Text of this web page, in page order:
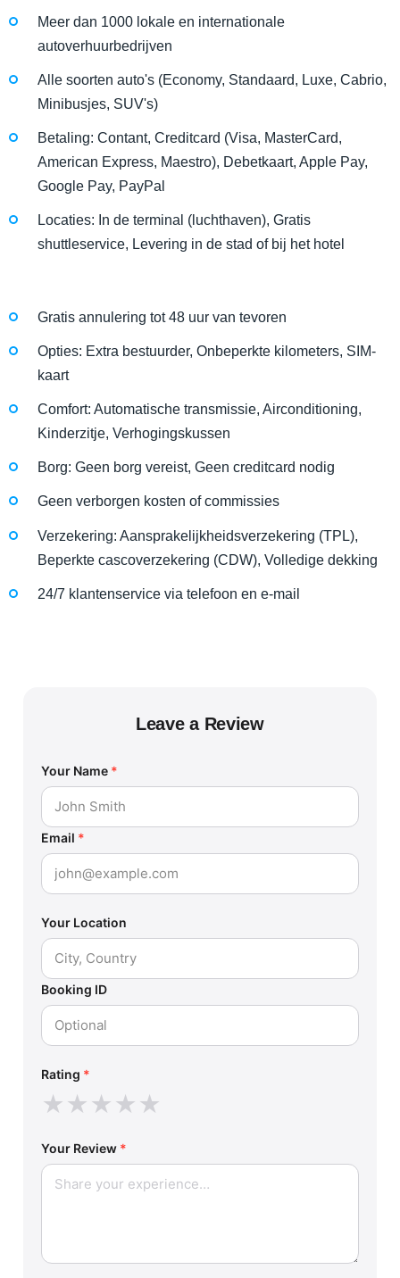
Meer dan 1000 lokale en internationale
autoverhuurbedrijven
Alle soorten auto's (Economy, Standaard, Luxe, Cabrio,
Minibusjes, SUV's)
Betaling: Contant, Creditcard (Visa, MasterCard,
American Express, Maestro), Debetkaart, Apple Pay,
Google Pay, PayPal
Locaties: In de terminal (luchthaven), Gratis
shuttleservice, Levering in de stad of bij het hotel
Gratis annulering tot 48 uur van tevoren
Opties: Extra bestuurder, Onbeperkte kilometers, SIM-
kaart
Comfort: Automatische transmissie, Airconditioning,
Kinderzitje, Verhogingskussen
Borg: Geen borg vereist, Geen creditcard nodig
Geen verborgen kosten of commissies
Verzekering: Aansprakelijkheidsverzekering (TPL),
Beperkte cascoverzekering (CDW), Volledige dekking
24/7 klantenservice via telefoon en e-mail
Leave a Review
Your Name *
Email *
Your Location
Booking ID
Rating *
★★★★★
Your Review *